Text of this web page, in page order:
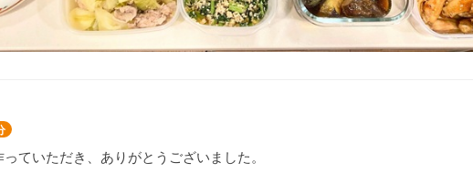
ていただき、ありがとうございました。